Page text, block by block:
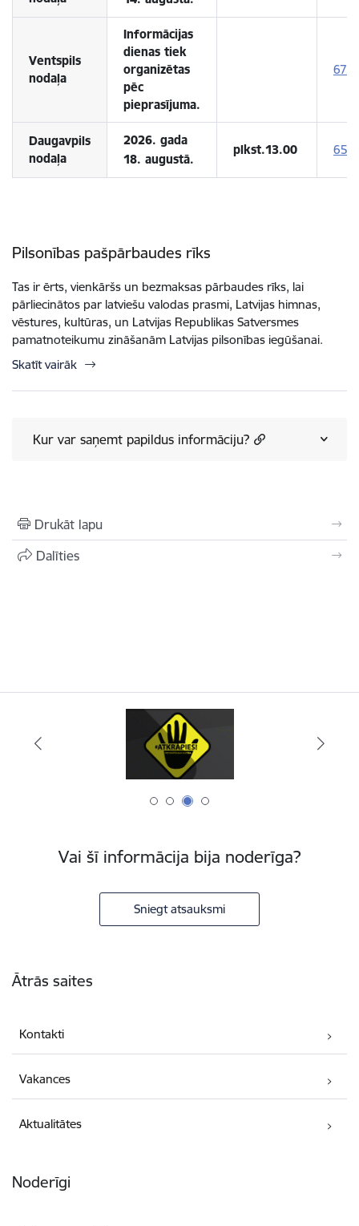
Ventspils
nodaļa
Informācijas
dienas tiek
organizētas
pēc
pieprasījuma.
Daugavpils
nodaļa
2026. gada
18. augustā.
plkst.13.00
Pilsonības pašpārbaudes rīks
Tas ir ērts, vienkāršs un bezmaksas pārbaudes rīks, lai
pārliecinātos par latviešu valodas prasmi, Latvijas himnas,
vēstures, kultūras, un Latvijas Republikas Satversmes
pamatnoteikumu zināšanām Latvijas pilsonības iegūšanai.
Skatīt vairāk
Kur var saņemt papildus informāciju?
Drukāt lapu
Dalīties
Vai šī informācija bija noderīga?
Sniegt atsauksmi
Ātrās saites
Kontakti
Vakances
Aktualitātes
Noderīgi